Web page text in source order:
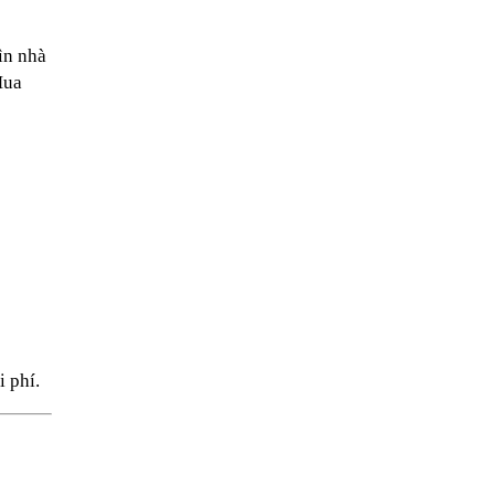
nhà
phí.